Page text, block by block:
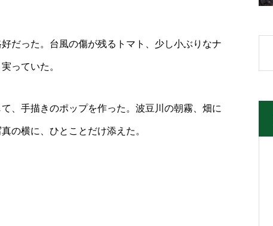
だった。台風の傷が残るトマト、少し小ぶりなナ
っていた。
、手描きのポップを作った。波豆川の朝霧、畑に
の横に、ひとことだけ添えた。